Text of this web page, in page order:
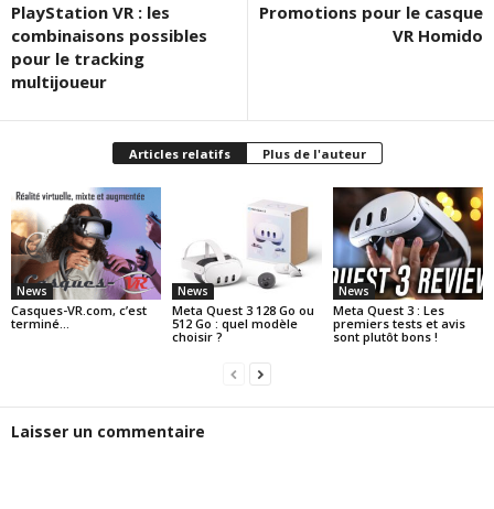
PlayStation VR : les
combinaisons possibles
pour le tracking
multijoueur
Promotions pour le casque
VR Homido
Articles relatifs Plus de l'auteur
News
Casques-VR.com, c’est
terminé…
News
Meta Quest 3 128 Go ou
512 Go : quel modèle
choisir ?
News
Meta Quest 3 : Les
premiers tests et avis
sont plutôt bons !
Laisser un commentaire